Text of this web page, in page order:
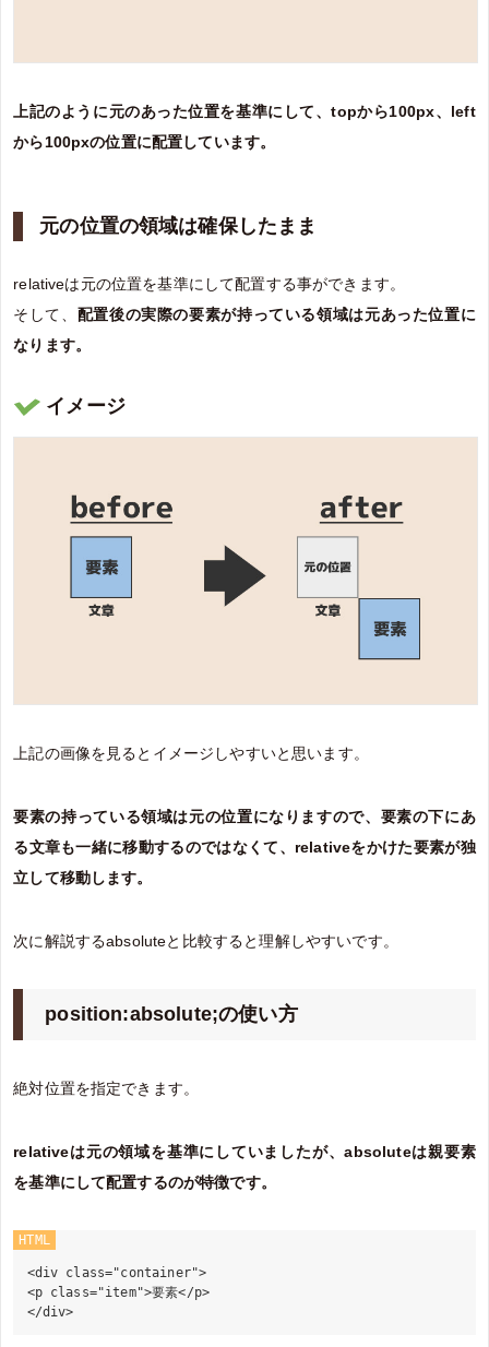
上記のように元のあった位置を基準にして、topから100px、left
から100pxの位置に配置しています。
元の位置の領域は確保したまま
relativeは元の位置を基準にして配置する事ができます。
そして、 配置後の実際の要素が持っている領域は元あった位置に
なります。
イメージ
上記の画像を見るとイメージしやすいと思います。
要素の持っている領域は元の位置になりますので、要素の下にあ
る文章も一緒に移動するのではなくて、relativeをかけた要素が独
立して移動します。
次に解説するabsoluteと比較すると理解しやすいです。
position:absolute;の使い方
絶対位置を指定できます。
relativeは元の領域を基準にしていましたが、absoluteは親要素
を基準にして配置するのが特徴です。
HTML
<div class="container">
<p class="item">要素</p>